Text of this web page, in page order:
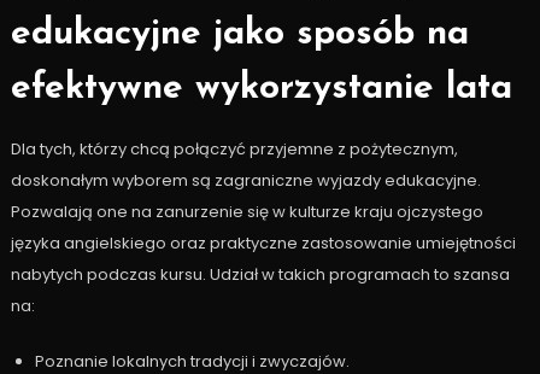
edukacyjne jako sposób na
efektywne wykorzystanie lata
Dla tych, którzy chcą połączyć przyjemne z pożytecznym,
doskonałym wyborem są zagraniczne wyjazdy edukacyjne.
Pozwalają one na zanurzenie się w kulturze kraju ojczystego
języka angielskiego oraz praktyczne zastosowanie umiejętności
nabytych podczas kursu. Udział w takich programach to szansa
na:
Poznanie lokalnych tradycji i zwyczajów.